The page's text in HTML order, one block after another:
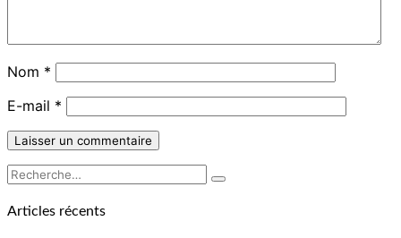
Nom *
E-mail *
Rechercher :
Recherche
Articles récents